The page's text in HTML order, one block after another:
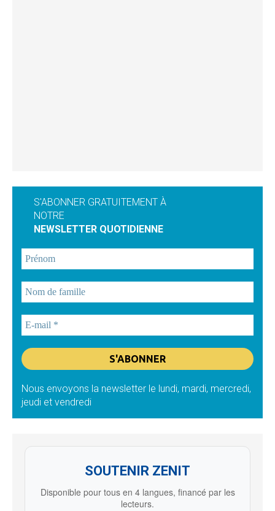
S'ABONNER GRATUITEMENT À
NOTRE
NEWSLETTER QUOTIDIENNE
Nous envoyons la newsletter le lundi, mardi, mercredi,
jeudi et vendredi
SOUTENIR ZENIT
Disponible pour tous en 4 langues, financé par les
lecteurs.